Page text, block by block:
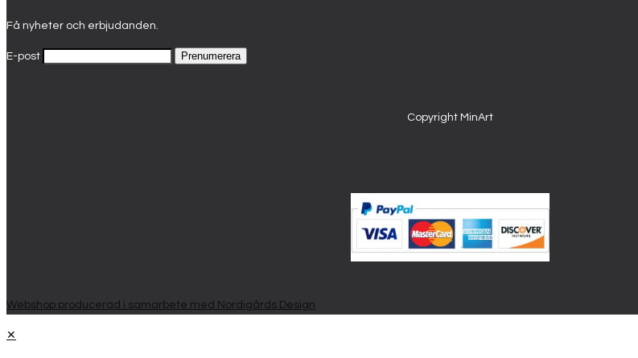
Få nyheter och erbjudanden.
E-post
Copyright MinArt
Webshop producerad i samarbete med Nordigårds Design
✕